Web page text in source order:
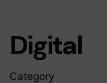
Digital
Category